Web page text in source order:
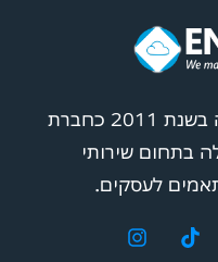
אנטרסיס שירותי מחשוב הוקמה בשנת 2011 כחברת
בתחום שירותי
לעסקים.